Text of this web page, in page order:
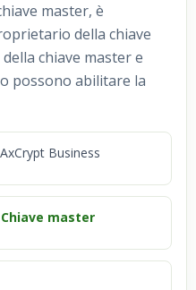
master, è
della chiave
chiave master e
possono abilitare la
Business
master